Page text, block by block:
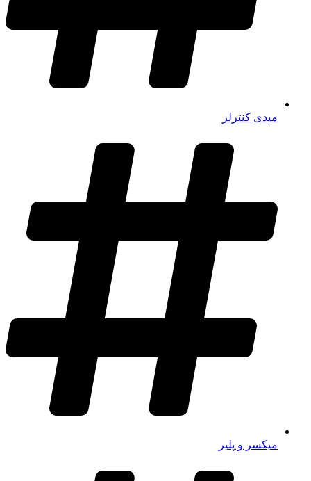
میدی کنترلر
میکسر و پلیر